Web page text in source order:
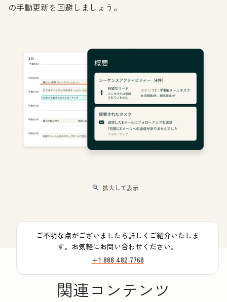
の手動更新を回避しましょう。
拡大して表示
ご不明な点がございましたら詳しくご紹介いたしま
す。お気軽にお問い合わせください。
+1 888 482 7768
関連コンテンツ